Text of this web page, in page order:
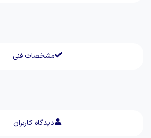
مشخصات فنی
دیدگاه کاربران